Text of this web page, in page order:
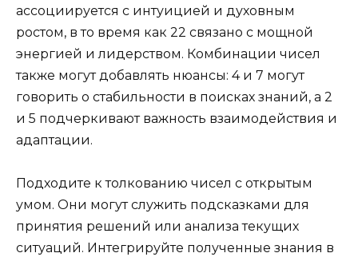
ассоциируется с интуицией и духовным
ростом, в то время как 22 связано с мощной
энергией и лидерством. Комбинации чисел
также могут добавлять нюансы: 4 и 7 могут
говорить о стабильности в поисках знаний, а 2
и 5 подчеркивают важность взаимодействия и
адаптации.
Подходите к толкованию чисел с открытым
умом. Они могут служить подсказками для
принятия решений или анализа текущих
ситуаций. Интегрируйте полученные знания в